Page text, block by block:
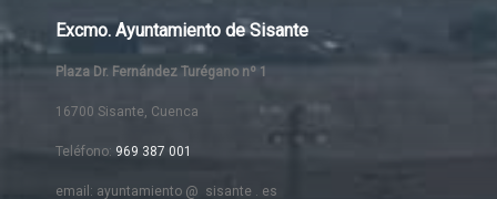
Excmo. Ayuntamiento de Sisante
Plaza Dr. Fernández Turégano nº 1
16700 Sisante, Cuenca
Teléfono: 969 387 001
email: ayuntamiento @ sisante . es